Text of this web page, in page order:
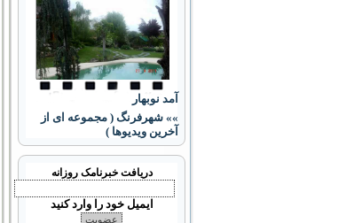
آمد نوبهار
»» شهرفرنگ ( مجموعه ای از
آخرین ویدیوها )
دریافت خبرنامک روزانه
ایمیل خود را وارد کنید